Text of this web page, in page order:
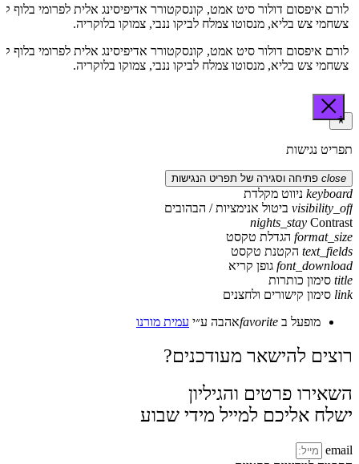
לורם איפסום דולור סיט אמט, קונסקטורר אדיפיסינג אלית לפרומי בלוף
צשחמי צש בליא, מנסוטו צמלח לביקו ננבי, צמוקו בלוקריה.
לורם איפסום דולור סיט אמט, קונסקטורר אדיפיסינג אלית לפרומי בלוף
צשחמי צש בליא, מנסוטו צמלח לביקו ננבי, צמוקו בלוקריה.
תפריט נגישות
close פתיחה וסגירה של תפריט הנגישות
keyboard ניווט מקלדת
visibility_off ביטול אנימציות / הבהובים
nights_stay Contrast
format_size הגדלת טקסט
text_fields הקטנת טקסט
font_download גופן קריא
title סימון כותרות
link סימון קישורים ולחצנים
מופעל ב favoriteאהבה ע״י עמית מורנו
רוצים להישאר מעודכנים?
השאירו פרטים והגיליון
ישלח אליכם למייל מידי שבוע
email